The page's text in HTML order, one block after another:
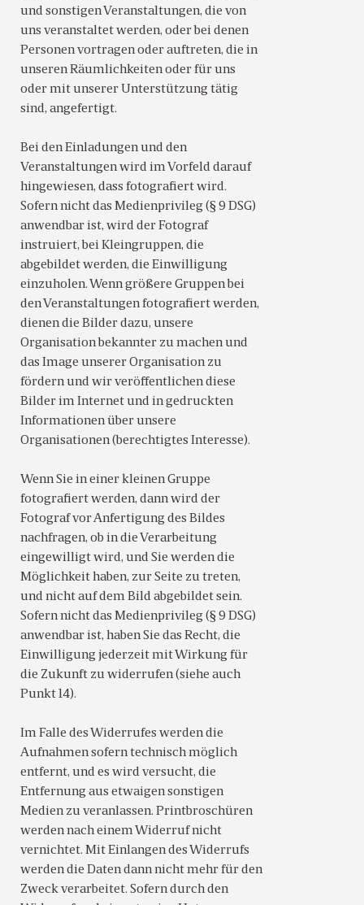
und sonstigen Veranstaltungen, die von
uns veranstaltet werden, oder bei denen
Personen vortragen oder auftreten, die in
unseren Räumlichkeiten oder für uns
oder mit unserer Unterstützung tätig
sind, angefertigt.
Bei den Einladungen und den
Veranstaltungen wird im Vorfeld darauf
hingewiesen, dass fotografiert wird.
Sofern nicht das Medienprivileg (§ 9 DSG)
anwendbar ist, wird der Fotograf
instruiert, bei Kleingruppen, die
abgebildet werden, die Einwilligung
einzuholen. Wenn größere Gruppen bei
den Veranstaltungen fotografiert werden,
dienen die Bilder dazu, unsere
Organisation bekannter zu machen und
das Image unserer Organisation zu
fördern und wir veröffentlichen diese
Bilder im Internet und in gedruckten
Informationen über unsere
Organisationen (berechtigtes Interesse).
Wenn Sie in einer kleinen Gruppe
fotografiert werden, dann wird der
Fotograf vor Anfertigung des Bildes
nachfragen, ob in die Verarbeitung
eingewilligt wird, und Sie werden die
Möglichkeit haben, zur Seite zu treten,
und nicht auf dem Bild abgebildet sein.
Sofern nicht das Medienprivileg (§ 9 DSG)
anwendbar ist, haben Sie das Recht, die
Einwilligung jederzeit mit Wirkung für
die Zukunft zu widerrufen (siehe auch
Punkt 14).
Im Falle des Widerrufes werden die
Aufnahmen sofern technisch möglich
entfernt, und es wird versucht, die
Entfernung aus etwaigen sonstigen
Medien zu veranlassen. Printbroschüren
werden nach einem Widerruf nicht
vernichtet. Mit Einlangen des Widerrufs
werden die Daten dann nicht mehr für den
Zweck verarbeitet. Sofern durch den